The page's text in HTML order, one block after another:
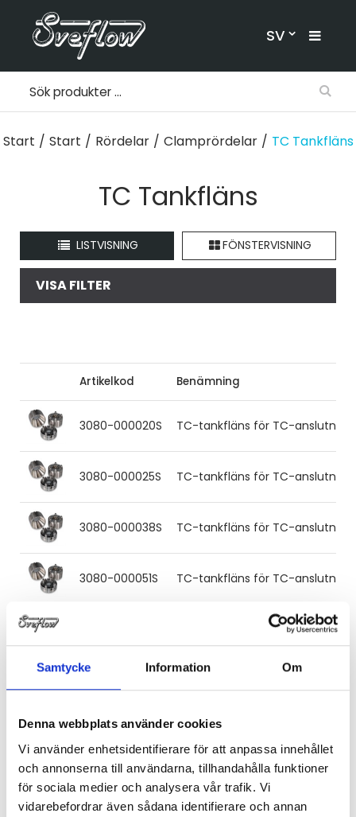
Samtycke Information Om
Denna webbplats använder cookies
Vi använder enhetsidentifierare för att anpassa innehållet
och annonserna till användarna, tillhandahålla funktioner
för sociala medier och analysera vår trafik. Vi
vidarebefordrar även sådana identifierare och annan
SV
Start / Start / Rördelar / Clamprördelar / TC Tankfläns
TC Tankfläns
LISTVISNING FÖNSTERVISNING
VISA FILTER
Artikelkod Benämning
3080-000020S TC-tankfläns för TC-anslutning
3080-000025S TC-tankfläns för TC-anslutning
3080-000038S TC-tankfläns för TC-anslutning
3080-000051S TC-tankfläns för TC-anslutning
TC-tankfläns för TC-anslutning
3080-000102S TC-tankfläns för TC-anslutning